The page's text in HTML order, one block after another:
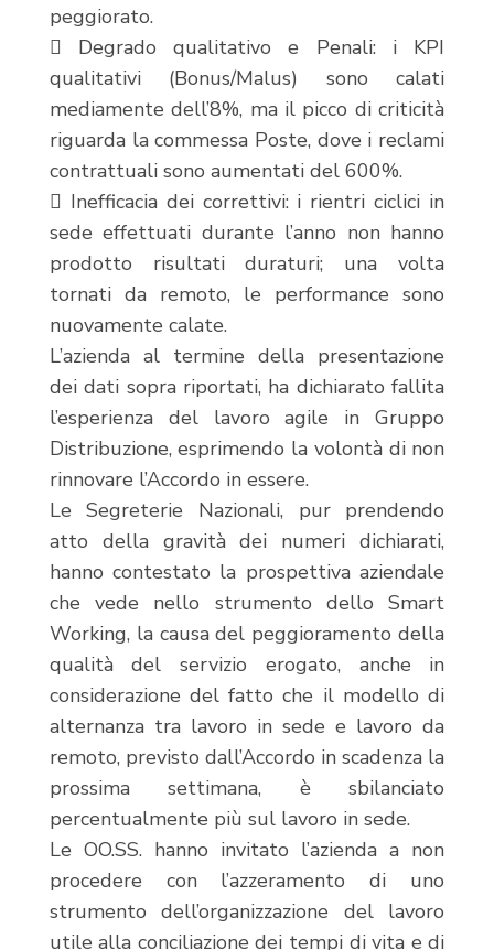
peggiorato.
 Degrado qualitativo e Penali: i KPI
qualitativi (Bonus/Malus) sono calati
mediamente dell’8%, ma il picco di criticità
riguarda la commessa Poste, dove i reclami
contrattuali sono aumentati del 600%.
 Inefficacia dei correttivi: i rientri ciclici in
sede effettuati durante l’anno non hanno
prodotto risultati duraturi; una volta
tornati da remoto, le performance sono
nuovamente calate.
L’azienda al termine della presentazione
dei dati sopra riportati, ha dichiarato fallita
l’esperienza del lavoro agile in Gruppo
Distribuzione, esprimendo la volontà di non
rinnovare l’Accordo in essere.
Le Segreterie Nazionali, pur prendendo
atto della gravità dei numeri dichiarati,
hanno contestato la prospettiva aziendale
che vede nello strumento dello Smart
Working, la causa del peggioramento della
qualità del servizio erogato, anche in
considerazione del fatto che il modello di
alternanza tra lavoro in sede e lavoro da
remoto, previsto dall’Accordo in scadenza la
prossima settimana, è sbilanciato
percentualmente più sul lavoro in sede.
Le OO.SS. hanno invitato l’azienda a non
procedere con l’azzeramento di uno
strumento dell’organizzazione del lavoro
utile alla conciliazione dei tempi di vita e di